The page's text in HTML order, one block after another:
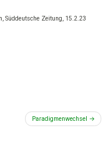
Süddeutsche Zeitung, 15.2.23
Paradigmenwechsel